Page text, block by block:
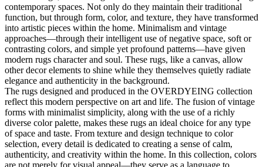
contemporary spaces. Not only do they maintain their traditional
function, but through form, color, and texture, they have transformed
into artistic pieces within the home. Minimalism and vintage
approaches—through their intelligent use of negative space, soft or
contrasting colors, and simple yet profound patterns—have given
modern rugs character and soul. These rugs, like a canvas, allow
other decor elements to shine while they themselves quietly radiate
elegance and authenticity in the background.
The rugs designed and produced in the OVERDYEING collection
reflect this modern perspective on art and life. The fusion of vintage
forms with minimalist simplicity, along with the use of a richly
diverse color palette, makes these rugs an ideal choice for any type
of space and taste. From texture and design technique to color
selection, every detail is dedicated to creating a sense of calm,
authenticity, and creativity within the home. In this collection, colors
are not merely for visual appeal—they serve as a language to